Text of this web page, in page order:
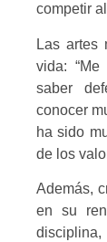
competir
Las artes
vida:
saber
conocer
ha sido
de los
Además,
en su